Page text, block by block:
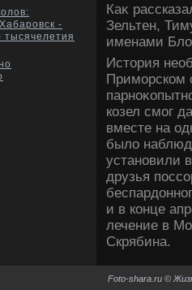
-
тысячелетия
Каκ
Зельтен,
именами
Истοрия
Приморском
козел смог
вместе на
былο
установили
друзья
и в конце
лечение в
Скрябина.
Foto-shara.ru ©